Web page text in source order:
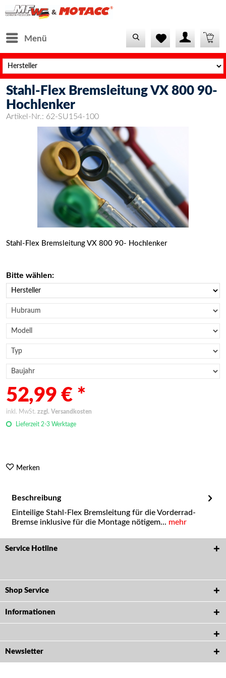
Menü
Stahl-Flex Bremsleitung VX 800 90-
Hochlenker
Artikel-Nr.: 62-SU154-100
Stahl-Flex Bremsleitung VX 800 90- Hochlenker
Bitte wählen:
52,99 € *
inkl. MwSt. zzgl. Versandkosten
Lieferzeit 2-3 Werktage
Merken
Beschreibung
Einteilige Stahl-Flex Bremsleitung für die Vorderrad-
Bremse inklusive für die Montage nötigem... mehr
Service Hotline
Shop Service
Informationen
Newsletter